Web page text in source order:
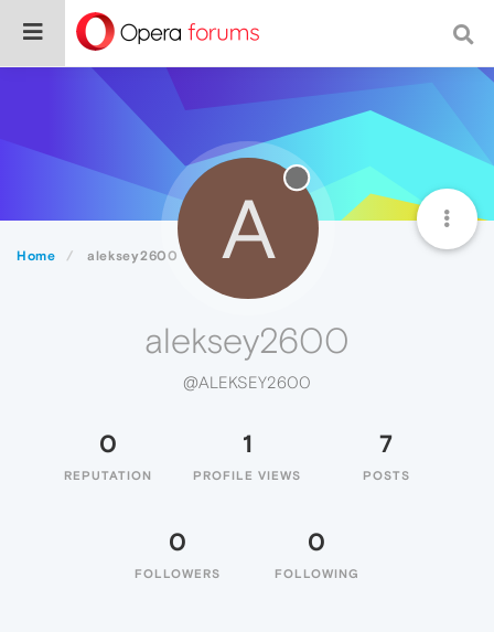
Home aleksey2600 A
aleksey2600
@ALEKSEY2600
0
REPUTATION
1
PROFILE VIEWS
7
POSTS
0
FOLLOWERS
0
FOLLOWING